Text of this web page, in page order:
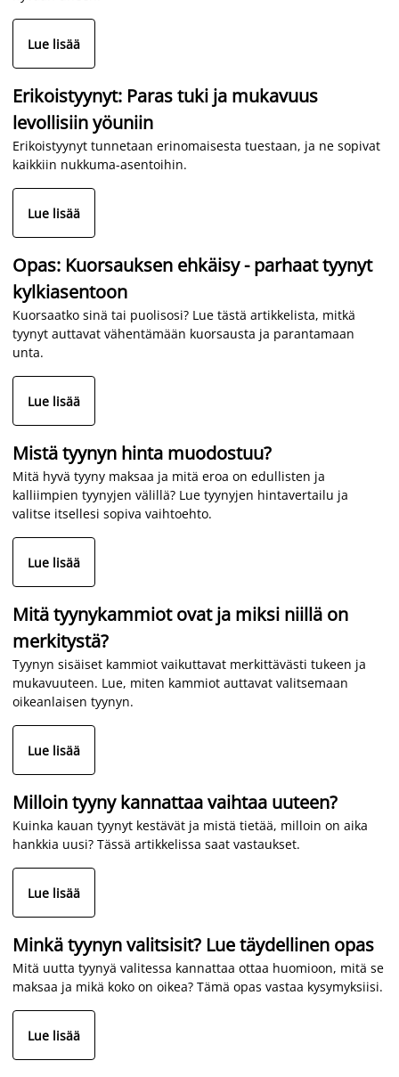
Lue lisää
Erikoistyynyt: Paras tuki ja mukavuus
levollisiin yöuniin
Erikoistyynyt tunnetaan erinomaisesta tuestaan, ja ne sopivat
kaikkiin nukkuma-asentoihin.
Lue lisää
Opas: Kuorsauksen ehkäisy - parhaat tyynyt
kylkiasentoon
Kuorsaatko sinä tai puolisosi? Lue tästä artikkelista, mitkä
tyynyt auttavat vähentämään kuorsausta ja parantamaan
unta.
Lue lisää
Mistä tyynyn hinta muodostuu?
Mitä hyvä tyyny maksaa ja mitä eroa on edullisten ja
kalliimpien tyynyjen välillä? Lue tyynyjen hintavertailu ja
valitse itsellesi sopiva vaihtoehto.
Lue lisää
Mitä tyynykammiot ovat ja miksi niillä on
merkitystä?
Tyynyn sisäiset kammiot vaikuttavat merkittävästi tukeen ja
mukavuuteen. Lue, miten kammiot auttavat valitsemaan
oikeanlaisen tyynyn.
Lue lisää
Milloin tyyny kannattaa vaihtaa uuteen?
Kuinka kauan tyynyt kestävät ja mistä tietää, milloin on aika
hankkia uusi? Tässä artikkelissa saat vastaukset.
Lue lisää
Minkä tyynyn valitsisit? Lue täydellinen opas
Mitä uutta tyynyä valitessa kannattaa ottaa huomioon, mitä se
maksaa ja mikä koko on oikea? Tämä opas vastaa kysymyksiisi.
Lue lisää